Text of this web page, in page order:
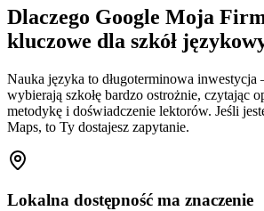
Dlaczego Google Moja
kluczowe dla szkół
Nauka języka to długoterminowa
wybierają szkołę bardzo ostrożnie, czytając
metodykę i doświadczenie lektorów. Jeśli
Maps, to Ty dostajesz zapytanie.
Lokalna dostępność ma znaczenie